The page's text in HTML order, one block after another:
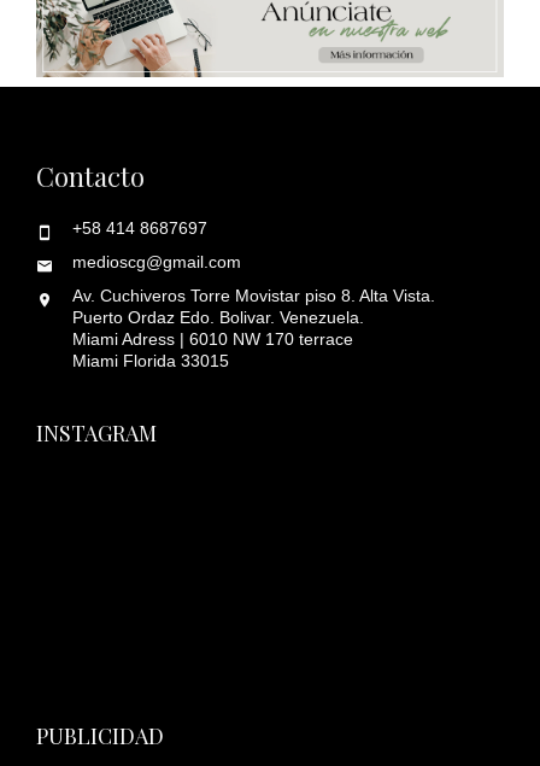
Contacto
+58 414 8687697
medioscg@gmail.com
Av. Cuchiveros Torre Movistar piso 8. Alta Vista.
Puerto Ordaz Edo. Bolivar. Venezuela.
Miami Adress | 6010 NW 170 terrace
Miami Florida 33015
INSTAGRAM
PUBLICIDAD